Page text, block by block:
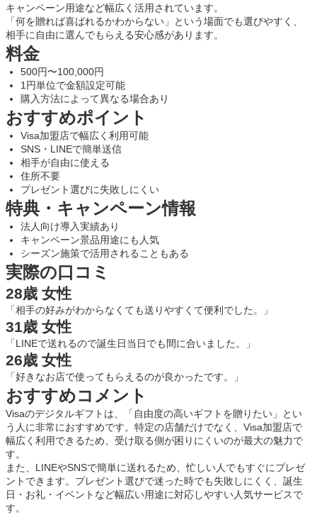
キャンペーン用途など幅広く活用されています。
「何を贈れば喜ばれるかわからない」という場面でも選びやすく、
相手に自由に選んでもらえる安心感があります。
料金
500円〜100,000円
1円単位で金額設定可能
購入方法によって異なる場合あり
おすすめポイント
Visa加盟店で幅広く利用可能
SNS・LINEで簡単送信
相手が自由に使える
住所不要
プレゼント選びに失敗しにくい
特典・キャンペーン情報
法人向け導入実績あり
キャンペーン景品用途にも人気
シーズン施策で活用されることもある
実際の口コミ
28歳 女性
「相手の好みがわからなくても送りやすくて便利でした。」
31歳 女性
「LINEで送れるので誕生日当日でも間に合いました。」
26歳 女性
「好きなお店で使ってもらえるのが良かったです。」
おすすめコメント
Visaのデジタルギフトは、「自由度の高いギフトを贈りたい」とい
う人に非常におすすめです。特定の店舗だけでなく、Visa加盟店で
幅広く利用できるため、受け取る側が困りにくいのが最大の魅力で
す。
また、LINEやSNSで簡単に送れるため、忙しい人でもすぐにプレゼ
ントできます。プレゼント選びで迷った時でも失敗しにくく、誕生
日・お礼・イベントなど幅広い用途に対応しやすい人気サービスで
す。